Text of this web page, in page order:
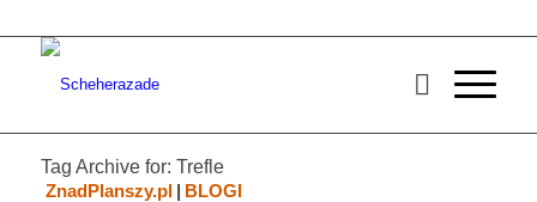
Tag Archive for: Trefle
ZnadPlanszy.pl | BLOGI